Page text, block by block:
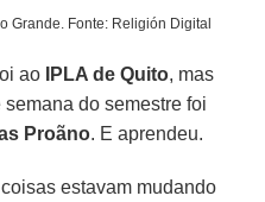
Grande. Fonte: Religión Digital
ao IPLA de Quito, mas
do semestre foi
Proãno. E aprendeu.
coisas estavam mudando